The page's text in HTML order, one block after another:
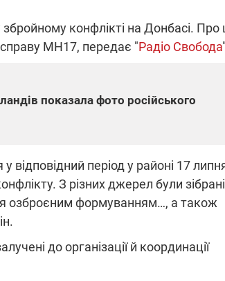
збройному конфлікті на Донбасі. Про
МН17, передає "Радіо Свобода
показала фото російського
відповідний період у районі 17
З різних джерел були зібрані
озброєним формуванням…, а також
до організації й координації
ОБОРУДОК ДРУГА
Нова підозра у справі Міндіча:
Чернишова зняли електронний
11.08.2025 15:16
передовій:
підтримайте